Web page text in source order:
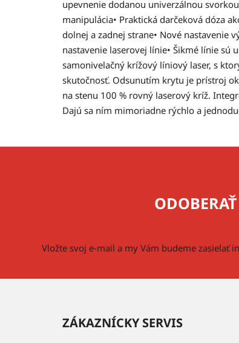
upevnenie dodanou univerzálnou
manipulácia• Praktická darčeková dóza
dolnej a zadnej strane• Nové nastavenie
nastavenie laserovej línie• Šikmé línie
samonivelačný krížový líniový laser, s
skutočnosť. Odsunutím krytu je prístroj
na stenu 100 % rovný laserový kríž.
Dajú sa ním mimoriadne rýchlo a
Vložte svoj e-mail a my Vám budeme zasielať
ZÁKAZNÍCKY SERVIS